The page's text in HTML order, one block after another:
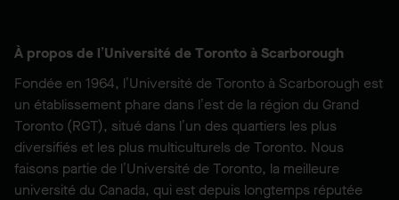
À propos de l’Université de Toronto à Scarborough
Fondée en 1964, l’Université de Toronto à Scarborough est
un établissement phare dans l’est de la région du Grand
Toronto (RGT), situé dans l’un des quartiers les plus
diversifiés et les plus multiculturels de Toronto. Nous
faisons partie de l’Université de Toronto, la meilleure
université du Canada, qui est depuis longtemps réputée